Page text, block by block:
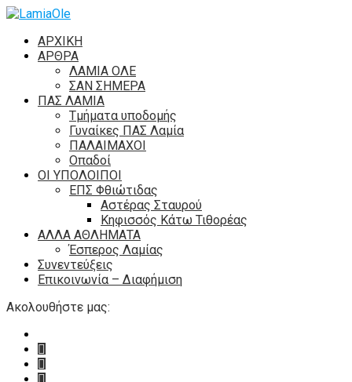
ΑΡΧΙΚΗ
ΑΡΘΡΑ
ΛΑΜΙΑ ΟΛΕ
ΣΑΝ ΣΗΜΕΡΑ
ΠΑΣ ΛΑΜΙΑ
Τμήματα υποδομής
Γυναίκες ΠΑΣ Λαμία
ΠΑΛΑΙΜΑΧΟΙ
Οπαδοί
ΟΙ ΥΠΟΛΟΙΠΟΙ
ΕΠΣ Φθιώτιδας
Αστέρας Σταυρού
Κηφισσός Κάτω Τιθορέας
ΑΛΛΑ ΑΘΛΗΜΑΤΑ
Έσπερος Λαμίας
Συνεντεύξεις
Επικοινωνία – Διαφήμιση
Ακολουθήστε μας: